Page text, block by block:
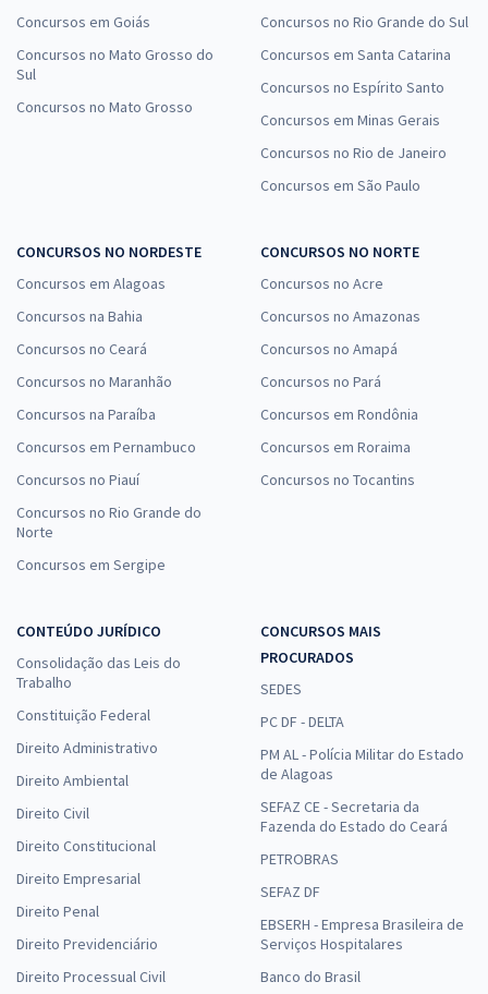
Concursos em Goiás
Concursos no Mato Grosso do
Sul
Concursos no Mato Grosso
Concursos no Rio Grande do Sul
Concursos em Santa Catarina
Concursos no Espírito Santo
Concursos em Minas Gerais
Concursos no Rio de Janeiro
Concursos em São Paulo
CONCURSOS NO NORDESTE
Concursos em Alagoas
Concursos na Bahia
Concursos no Ceará
Concursos no Maranhão
Concursos na Paraíba
Concursos em Pernambuco
Concursos no Piauí
Concursos no Rio Grande do
Norte
Concursos em Sergipe
CONCURSOS NO NORTE
Concursos no Acre
Concursos no Amazonas
Concursos no Amapá
Concursos no Pará
Concursos em Rondônia
Concursos em Roraima
Concursos no Tocantins
CONTEÚDO JURÍDICO
Consolidação das Leis do
Trabalho
Constituição Federal
Direito Administrativo
Direito Ambiental
Direito Civil
Direito Constitucional
Direito Empresarial
Direito Penal
Direito Previdenciário
Direito Processual Civil
CONCURSOS MAIS
PROCURADOS
SEDES
PC DF - DELTA
PM AL - Polícia Militar do Estado
de Alagoas
SEFAZ CE - Secretaria da
Fazenda do Estado do Ceará
PETROBRAS
SEFAZ DF
EBSERH - Empresa Brasileira de
Serviços Hospitalares
Banco do Brasil